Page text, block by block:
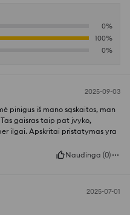
0%
100%
0%
2025-09-03
pinigus iš mano sąskaitos, man
gaisras taip pat įvyko,
ilgai. Apskritai pristatymas yra
Naudinga (0)
2025-07-01